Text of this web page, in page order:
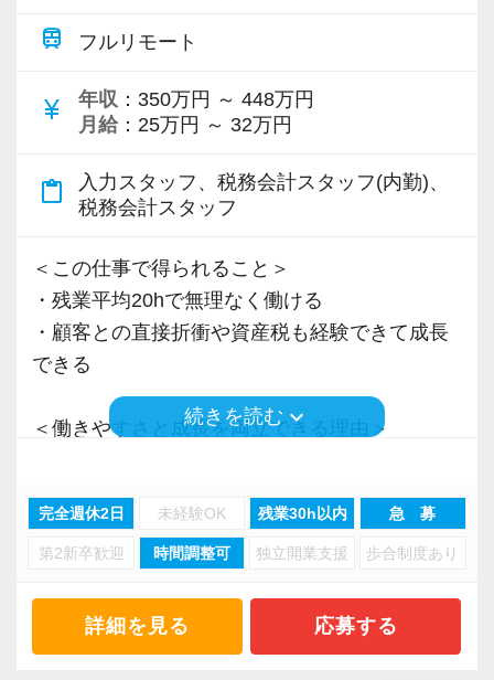
train フルリモート
currency_yen 年収 ：350万円 ～ 448万円
月給 ：25万円 ～ 32万円
content_paste
入力スタッフ、税務会計スタッフ(内勤)、
税務会計スタッフ
＜この仕事で得られること＞
・残業平均20hで無理なく働ける
・顧客との直接折衝や資産税も経験できて成長
できる
＜働きやすさと成長を両立できる理由＞
・分業体制で業務負担を軽減
・顧客対応や提案業務に集中可能
・資産税や相続など専門性の高い案件あり
・経験値が自然と積み上がる環境
続きを読むkeyboard_arrow_down
完全週休2日 未経験OK 残業30h以内 急 募
第2新卒歓迎 時間調整可 独立開業支援 歩合制度あり
詳細を見る 応募する